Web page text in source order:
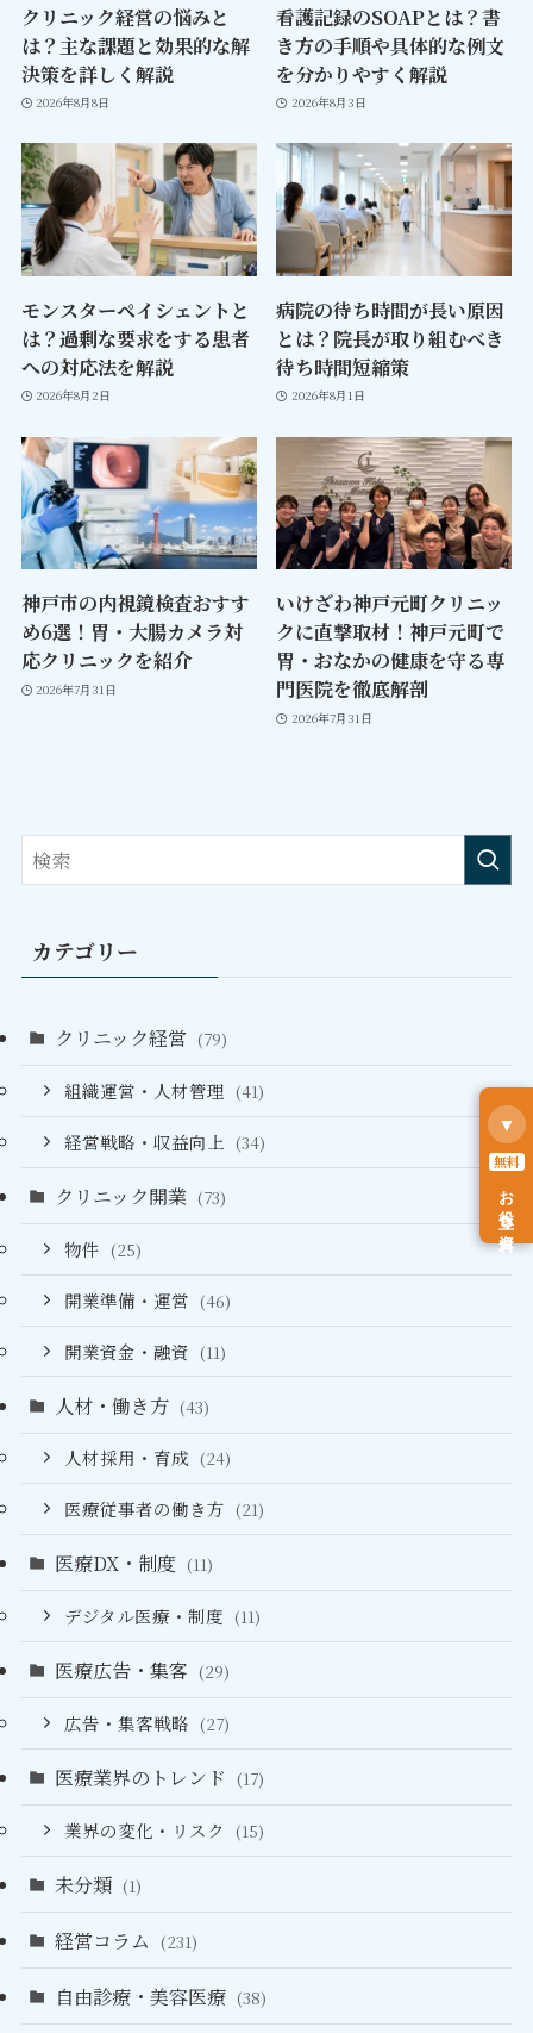
クリニック経営の悩みと
は？主な課題と効果的な解
決策を詳しく解説
2026年8月8日
看護記録のSOAPとは？書
き方の手順や具体的な例文
を分かりやすく解説
2026年8月3日
モンスターペイシェントと
は？過剰な要求をする患者
への対応法を解説
2026年8月2日
病院の待ち時間が長い原因
とは？院長が取り組むべき
待ち時間短縮策
2026年8月1日
神戸市の内視鏡検査おすす
め6選！胃・大腸カメラ対
応クリニックを紹介
2026年7月31日
いけざわ神戸元町クリニッ
クに直撃取材！神戸元町で
胃・おなかの健康を守る専
門医院を徹底解剖
2026年7月31日
カテゴリー
クリニック経営 (79)
組織運営・人材管理 (41)
経営戦略・収益向上 (34)
クリニック開業 (73)
物件 (25)
開業準備・運営 (46)
開業資金・融資 (11)
人材・働き方 (43)
人材採用・育成 (24)
医療従事者の働き方 (21)
医療DX・制度 (11)
デジタル医療・制度 (11)
医療広告・集客 (29)
広告・集客戦略 (27)
医療業界のトレンド (17)
業界の変化・リスク (15)
未分類 (1)
経営コラム (231)
自由診療・美容医療 (38)
▼
無料
お役立ち資料